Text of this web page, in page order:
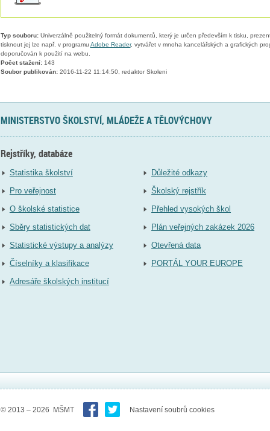
Typ souboru:Univerzálně použitelný formát dokumentů, který je určen především k tisku,
tisknout jej lze např. v programu Adobe Reader, vytvářet v mnoha kancelářských a grafických
doporučován k použití na webu.
Počet stažení:143
Soubor publikován:2016-11-22 11:14:50, redaktor Skoleni
MINISTERSTVO ŠKOLSTVÍ, MLÁDEŽE A TĚLOVÝCHOVY
Rejstříky, databáze
Statistika školství
Pro veřejnost
O školské statistice
Sběry statistických dat
Statistické výstupy a analýzy
Číselníky a klasifikace
Adresáře školských institucí
Důležité odkazy
Školský rejstřík
Přehled vysokých škol
Plán veřejných zakázek 2026
Otevřená data
PORTÁL YOUR EUROPE
© 2013 – 2026 MŠMT Nastavení soubrů cookies